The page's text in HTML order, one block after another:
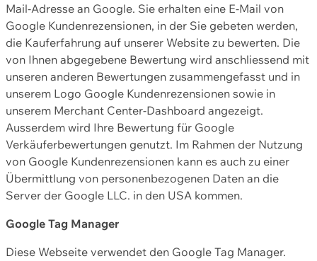
Mail-Adresse an Google. Sie erhalten eine E-Mail von
Google Kundenrezensionen, in der Sie gebeten werden,
die Kauferfahrung auf unserer Website zu bewerten. Die
von Ihnen abgegebene Bewertung wird anschliessend mit
unseren anderen Bewertungen zusammengefasst und in
unserem Logo Google Kundenrezensionen sowie in
unserem Merchant Center-Dashboard angezeigt.
Ausserdem wird Ihre Bewertung für Google
Verkäuferbewertungen genutzt. Im Rahmen der Nutzung
von Google Kundenrezensionen kann es auch zu einer
Übermittlung von personenbezogenen Daten an die
Server der Google LLC. in den USA kommen.
Google Tag Manager
Diese Webseite verwendet den Google Tag Manager.